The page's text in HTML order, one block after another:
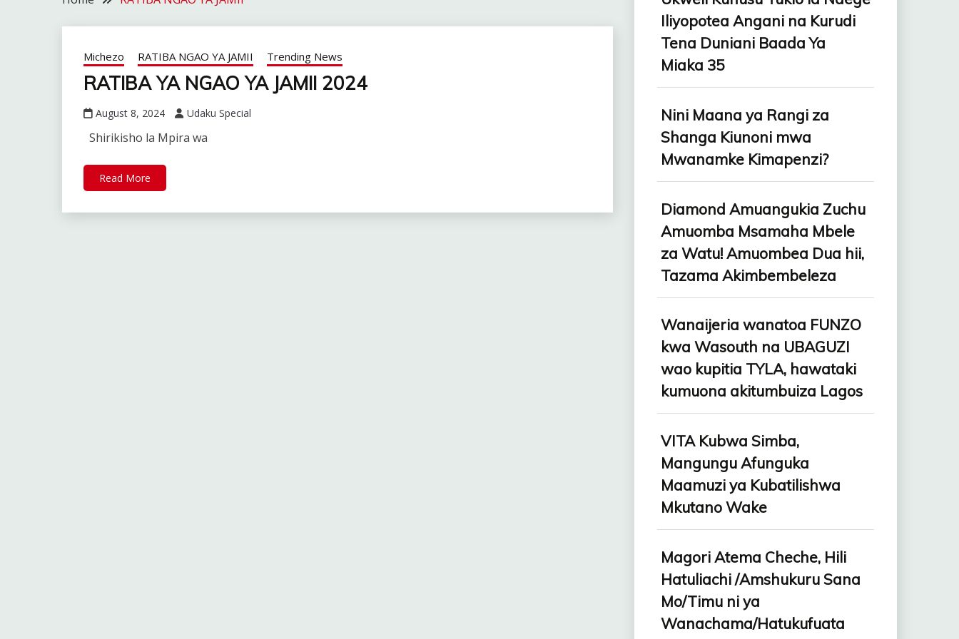
Michezo RATIBA NGAO YA JAMII Trending News
RATIBA YA NGAO YA JAMII 2024
August 8, 2024 Udaku Special
Shirikisho la Mpira wa
Read More
Iliyopotea Angani na Kurudi
Tena Duniani Baada Ya
Miaka 35
Nini Maana ya Rangi za
Shanga Kiunoni mwa
Mwanamke Kimapenzi?
Diamond Amuangukia Zuchu
Amuomba Msamaha Mbele
za Watu! Amuombea Dua hii,
Tazama Akimbembeleza
Wanaijeria wanatoa FUNZO
kwa Wasouth na UBAGUZI
wao kupitia TYLA, hawataki
kumuona akitumbuiza Lagos
VITA Kubwa Simba,
Mangungu Afunguka
Maamuzi ya Kubatilishwa
Mkutano Wake
Magori Atema Cheche, Hili
Hatuliachi /Amshukuru Sana
Mo/Timu ni ya
Wanachama/Hatukufuata